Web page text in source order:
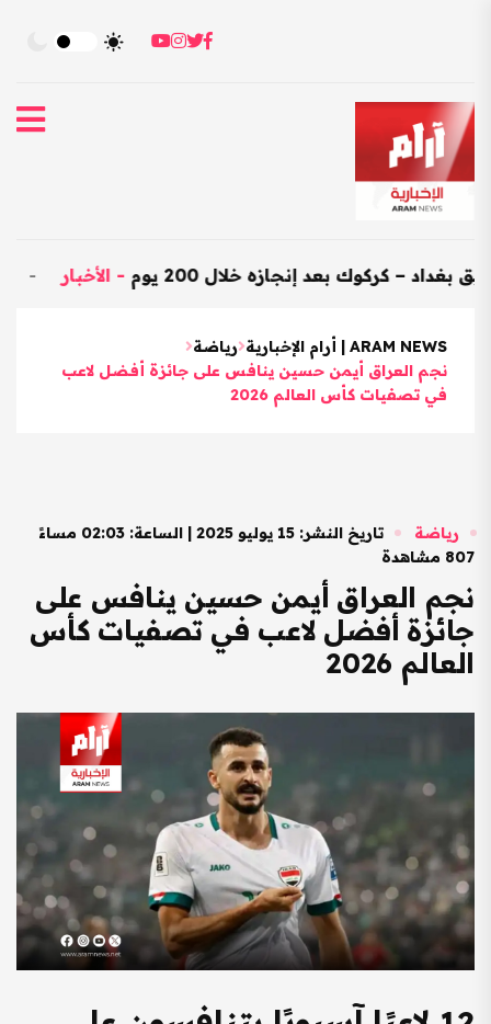
العراق يستورد - بعد إنجازه خلال 200 يوم -الأخبار
ARAM NEWS | أرام الإخبارية
رياضة
نجم العراق أيمن حسين ينافس على جائزة أفضل لاعب
في تصفيات كأس العالم 2026
رياضة
تاريخ النشر: 15 يوليو 2025 | الساعة: 02:03 مساءً
807 مشاهدة
نجم العراق أيمن حسين ينافس على
جائزة أفضل لاعب في تصفيات كأس
العالم 2026